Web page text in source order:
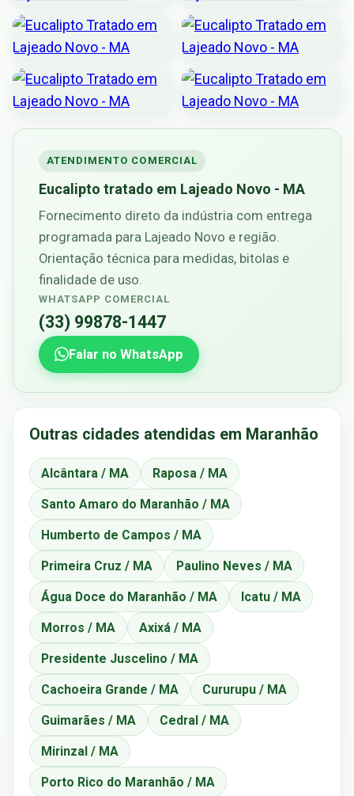
ATENDIMENTO COMERCIAL
Eucalipto tratado em Lajeado Novo - MA
Fornecimento direto da indústria com entrega
programada para Lajeado Novo e região.
Orientação técnica para medidas, bitolas e
finalidade de uso.
WHATSAPP COMERCIAL
(33) 99878-1447
Falar no WhatsApp
Outras cidades atendidas em Maranhão
Alcântara / MA Raposa / MA
Santo Amaro do Maranhão / MA
Humberto de Campos / MA
Primeira Cruz / MA Paulino Neves / MA
Água Doce do Maranhão / MA Icatu / MA
Morros / MA Axixá / MA
Presidente Juscelino / MA
Cachoeira Grande / MA Cururupu / MA
Guimarães / MA Cedral / MA
Mirinzal / MA
Porto Rico do Maranhão / MA